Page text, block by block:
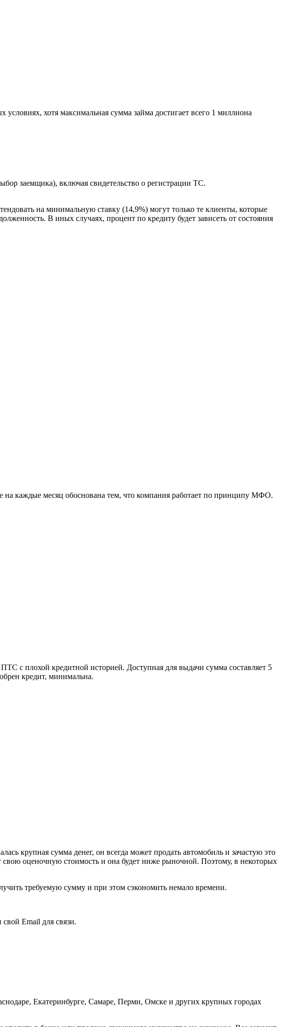
хотя максимальная сумма займа достигает всего 1 миллиона
заемщика), включая свидетельство о регистрации ТС.
на минимальную ставку (14,9%) могут только те клиенты, которые
В иных случаях, процент по кредиту будет зависеть от состояния
на каждые месяц обоснована тем, что компания работает по принципу МФО.
с плохой кредитной историей. Доступная для выдачи сумма составляет 5
кредит, минимальна.
крупная сумма денег, он всегда может продать автомобиль и зачастую это
оценочную стоимость и она будет ниже рыночной. Поэтому, в некоторых
требуемую сумму и при этом сэкономить немало времени.
Email для связи.
Екатеринбурге, Самаре, Перми, Омске и других крупных городах